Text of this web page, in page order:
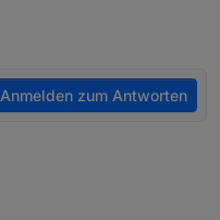
Anmelden zum Antworten